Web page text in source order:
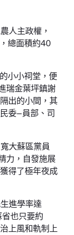
人主政權，
總面積約40
小小祠堂，便
瑞金葉坪鎮謝
出的小間，其
委—員部、司
大蘇區黨員
力，自發施展
得了極年夜成
進學率達
也只要約
上風和軌制上